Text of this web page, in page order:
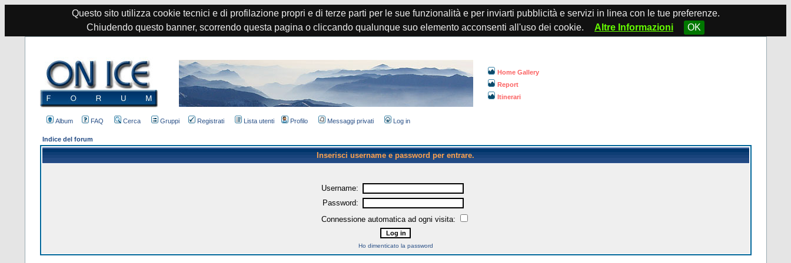
Questo sito utilizza cookie tecnici e di profilazione propri e di terze parti per le sue funzionalità e per inviarti pubblicità e servizi in linea con le tue preferenze.
Chiudendo questo banner, scorrendo questa pagina o cliccando qualunque suo elemento acconsenti all'uso dei cookie.
Altre Informazioni OK
Home Gallery
Report
Itinerari
Album FAQ Cerca Gruppi Registrati Lista utenti Profilo Messaggi privati Log in
Indice del forum
Inserisci username e password per entrare.
Username:
Password:
Connessione automatica ad ogni visita:
Ho dimenticato la password